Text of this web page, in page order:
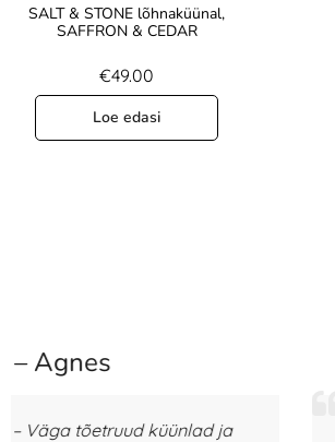
SALT & STONE lõhnaküünal,
SAFFRON & CEDAR
€49.00
Loe edasi
The Mallows